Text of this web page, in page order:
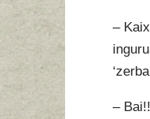
–
– Bai!!